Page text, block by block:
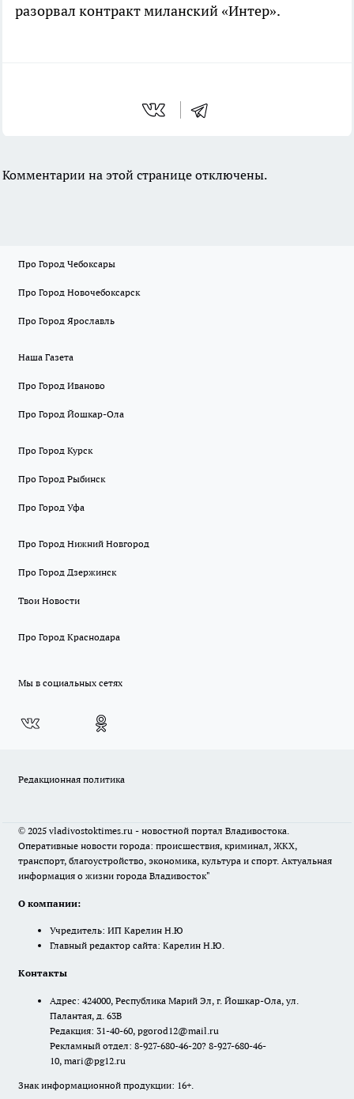
разорвал контракт миланский «Интер».
Комментарии на этой странице отключены.
Про Город Чебоксары
Про Город Новочебоксарск
Про Город Ярославль
Наша Газета
Про Город Иваново
Про Город Йошкар-Ола
Про Город Курск
Про Город Рыбинск
Про Город Уфа
Про Город Нижний Новгород
Про Город Дзержинск
Твои Новости
Про Город Краснодара
Мы в социальных сетях
Редакционная политика
© 2025 vladivostoktimes.ru - новостной портал Владивостока.
Оперативные новости города: происшествия, криминал, ЖКХ,
транспорт, благоустройство, экономика, культура и спорт. Актуальная
информация о жизни города Владивосток"
О компании:
Учредитель: ИП Карелин Н.Ю
Главный редактор сайта: Карелин Н.Ю.
Контакты
Адрес: 424000, Республика Марий Эл, г. Йошкар-Ола, ул.
Палантая, д. 63В
Редакция: 31-40-60, pgorod12@mail.ru
Рекламный отдел: 8-927-680-46-20? 8-927-680-46-
10, mari@pg12.ru
Знак информационной продукции: 16+.